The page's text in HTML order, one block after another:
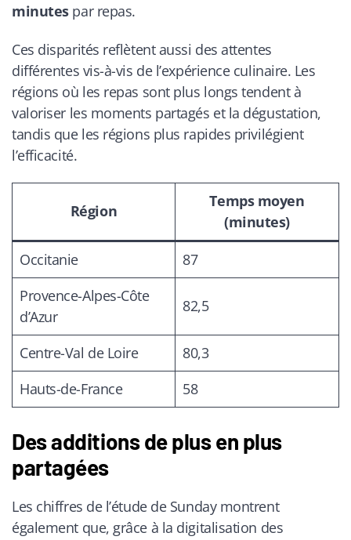
minutespar repas.
Ces disparités reflètent aussi des attentes
différentes vis-à-vis de l’expérience culinaire. Les
régions où les repas sont plus longs tendent à
valoriser les moments partagés et la dégustation,
tandis que les régions plus rapides privilégient
l’efficacité.
Région
Temps moyen
(minutes)
Occitanie
87
Provence-Alpes-Côte
d’Azur
82,5
Centre-Val de Loire
80,3
Hauts-de-France
58
Des additions de plus en plus
partagées
Les chiffres de l’étude de Sunday montrent
également que, grâce à la digitalisation des